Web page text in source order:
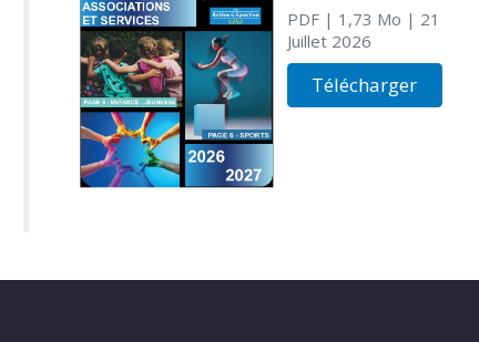
PDF| 1,73 Mo | 21
Juillet 2026
Télécharger